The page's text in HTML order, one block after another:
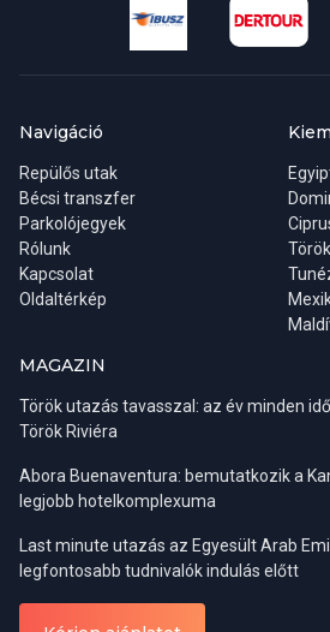
Navigáció
Repülős utak
Bécsi transzfer
Parkolójegyek
Rólunk
Kapcsolat
Oldaltérkép
MAGAZIN
Török utazás tavasszal: az év minden
Török Riviéra
Abora Buenaventura: bemutatkozik a
legjobb hotelkomplexuma
Last minute utazás az Egyesült Arab
legfontosabb tudnivalók indulás előtt